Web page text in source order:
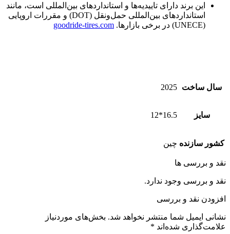
این برند دارای تاییدیه‌ها و استانداردهای بین‌المللی است، مانند
استانداردهای بین‌المللی حمل‌ونقل (DOT) و مقررات اروپایی
(UNECE) در برخی بازارها.
goodride-tires.com
سال ساخت 2025
سایز 16.5*12
کشور سازنده چین
نقد و بررسی ها
نقد و بررسی وجود ندارد.
افزودن نقد و بررسی
نشانی ایمیل شما منتشر نخواهد شد. بخش‌های موردنیاز
علامت‌گذاری شده‌اند *